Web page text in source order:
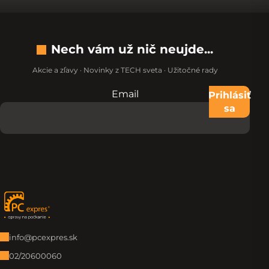
Nech vám už nič neujde...
Akcie a zľavy · Novinky z TECH sveta · Užitočné rady
Nevypĺňajte toto pole:
Email
Prihlásiť
sa
Zápätie
info@pcexpres.sk
02/20600060